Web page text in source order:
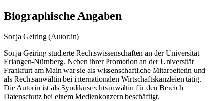
Biographische Angaben
Sonja Geiring (Autor:in)
Sonja Geiring studierte Rechtswissenschaften an der Universität
Erlangen-Nürnberg. Neben ihrer Promotion an der Universität
Frankfurt am Main war sie als wissenschaftliche Mitarbeiterin und
als Rechtsanwältin bei internationalen Wirtschaftskanzleien tätig.
Die Autorin ist als Syndikusrechtsanwältin für den Bereich
Datenschutz bei einem Medienkonzern beschäftigt.